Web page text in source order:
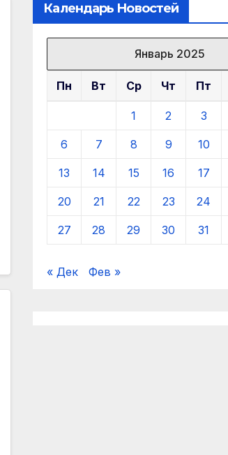
Календарь Новостей
Январь 2025
Пн Вт Ср Чт Пт
1 2 3
6 7 8 9 10
13 14 15 16 17
20 21 22 23 24
27 28 29 30 31
« Дек Фев »